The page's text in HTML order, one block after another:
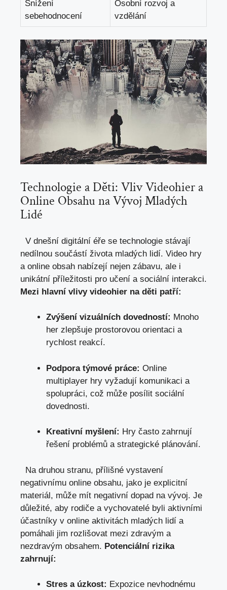
Snížení
sebehodnocení
Osobní ⁢rozvoj ‍a​
vzdělání
Technologie ‌a Děti: Vliv Videohier a
Online Obsahu na Vývoj Mladých
Lidé
⁣ ‌⁣ V ⁢dnešní digitální​ éře⁢ se technologie stávají
nedílnou⁤ součástí života​ mladých lidí. Video‌ hry
a online obsah nabízejí nejen‍ zábavu, ale i​
unikátní příležitosti‍ pro učení‌ a ⁤sociální interakci.
Mezi hlavní vlivy videohier​ na děti‌ patří:
Zvýšení vizuálních dovedností: Mnoho
her‍ zlepšuje⁢ prostorovou orientaci a
⁢rychlost reakcí.
Podpora⁤ týmové ⁤práce: Online⁢
multiplayer⁢ hry vyžadují komunikaci a
spolupráci, což‍ může​ posílit sociální⁢
dovednosti.
Kreativní‌ myšlení: Hry často zahrnují
řešení problémů a ⁢strategické plánování.
⁤​ ⁢ ​Na ⁣druhou stranu, přílišné ⁢vystavení
negativnímu ⁤online obsahu, jako je explicitní
materiál, může mít negativní⁢ dopad na⁤ vývoj. Je
důležité, ‍aby rodiče a vychovatelé ⁣byli aktivními
‍účastníky‌ v online aktivitách⁣ mladých‌ lidí a⁤
pomáhali jim rozlišovat ⁣mezi⁢ zdravým⁣ a
nezdravým obsahem.‍ Potenciální rizika
‌zahrnují:
Stres a úzkost: Expozice nevhodnému